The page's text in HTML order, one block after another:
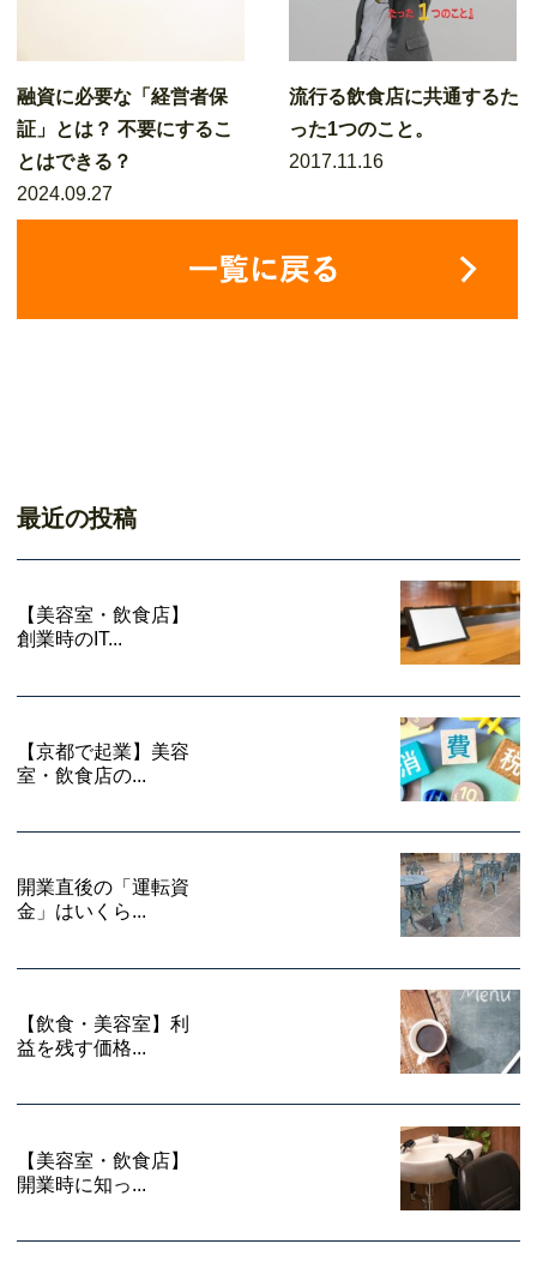
融資に必要な「経営者保
証」とは？ 不要にするこ
とはできる？
2024.09.27
流行る飲食店に共通するた
った1つのこと。
2017.11.16
最近の投稿
【美容室・飲食店】
創業時のIT...
【京都で起業】美容
室・飲食店の...
開業直後の「運転資
金」はいくら...
【飲食・美容室】利
益を残す価格...
【美容室・飲食店】
開業時に知っ...